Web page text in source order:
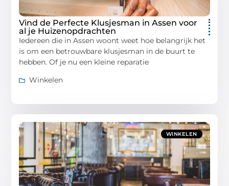
Vind de Perfecte Klusjesman in Assen voor
al je Huizenopdrachten
Iedereen die in Assen woont weet hoe belangrijk het
is om een betrouwbare klusjesman in de buurt te
hebben. Of je nu een kleine reparatie
Winkelen
WINKELEN